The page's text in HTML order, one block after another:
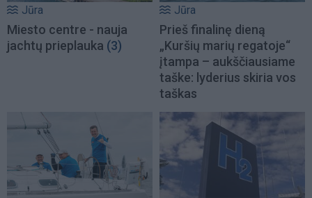
Jūra
Miesto centre - nauja
jachtų prieplauka (3)
Jūra
Prieš finalinę dieną
„Kuršių marių regatoje“
įtampa – aukščiausiame
taške: lyderius skiria vos
taškas